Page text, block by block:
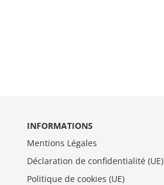
INFORMATIONS
Mentions Légales
Déclaration de confidentialité (UE)
Politique de cookies (UE)